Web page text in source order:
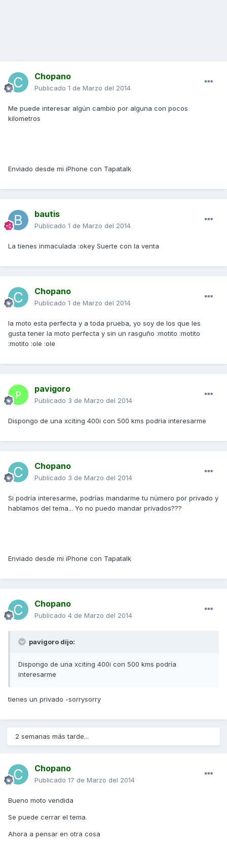
Chopano
Publicado 1 de Marzo del 2014
Me puede interesar algún cambio por alguna con pocos
kilometros
Enviado desde mi iPhone con Tapatalk
bautis
Publicado 1 de Marzo del 2014
La tienes inmaculada :okey Suerte con la venta
Chopano
Publicado 1 de Marzo del 2014
la moto esta perfecta y a toda prueba, yo soy de los que les
gusta tener la moto perfecta y sin un rasguño :motito :motito
:motito :ole :ole
pavigoro
Publicado 3 de Marzo del 2014
Dispongo de una xciting 400i con 500 kms podría interesarme
Chopano
Publicado 3 de Marzo del 2014
Si podría interesarme, podrías mandarme tu número por privado y
hablamos del tema... Yo no puedo mandar privados???
Enviado desde mi iPhone con Tapatalk
Chopano
Publicado 4 de Marzo del 2014
pavigoro dijo:
Dispongo de una xciting 400i con 500 kms podría
interesarme
tienes un privado -sorrysorry
2 semanas más tarde...
Chopano
Publicado 17 de Marzo del 2014
Bueno moto vendida
Se puede cerrar el tema.
Ahora a pensar en otra cosa